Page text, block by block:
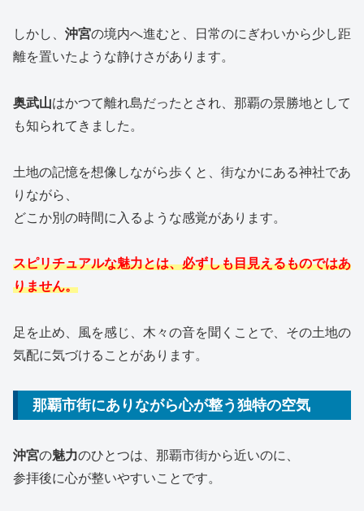
しかし、 沖宮の境内へ進むと、日常のにぎわいから少し距
離を置いたような静けさがあります。
奥武山はかつて離れ島だったとされ、那覇の景勝地として
も知られてきました。
土地の記憶を想像しながら歩くと、街なかにある神社であ
りながら、
どこか別の時間に入るような感覚があります。
スピリチュアルな魅力とは、必ずしも目見えるものではあ
りません。
足を止め、風を感じ、木々の音を聞くことで、その土地の
気配に気づけることがあります。
那覇市街にありながら心が整う独特の空気
沖宮の魅力のひとつは、那覇市街から近いのに、
参拝後に心が整いやすいことです。